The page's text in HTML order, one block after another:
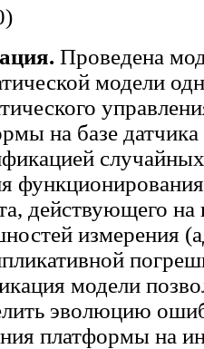
Проведена
модели
на базе
действующего
измерения
модели
эволюцию
платформы на